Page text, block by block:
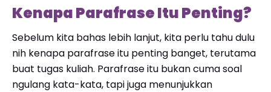
Kenapa Parafrase Itu Penting?
Sebelum kita bahas lebih lanjut, kita perlu tahu dulu
nih kenapa parafrase itu penting banget, terutama
buat tugas kuliah. Parafrase itu bukan cuma soal
ngulang kata-kata, tapi juga menunjukkan